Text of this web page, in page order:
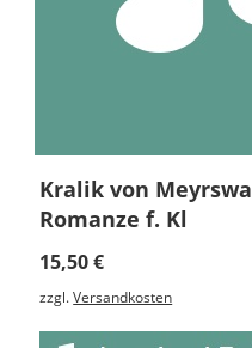
Kralik von
Romanze f. Kl
15,50€
zzgl.Versandkosten